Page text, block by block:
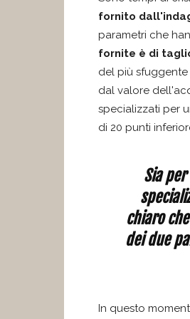
fornito
parametri che
fornite è di
del più
dal valore
specializzati per
di 20 punti
Sia
chiaro
dei due
In questo